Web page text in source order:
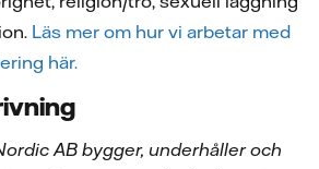
Läs mer om hur vi arbetar med
här.
AB bygger, underhåller och